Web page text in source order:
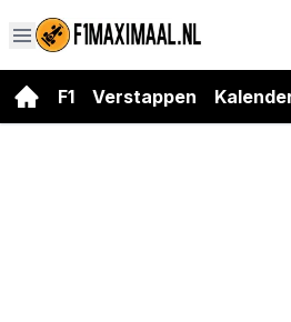
F1 Verstappen